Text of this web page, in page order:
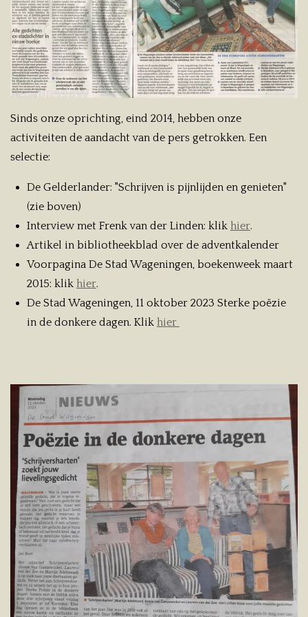
Sinds onze oprichting, eind 2014, hebben onze
activiteiten de aandacht van de pers getrokken. Een
selectie:
De Gelderlander: "Schrijven is pijnlijden en genieten"
(zie boven)
Interview met Frenk van der Linden: klik hier.
Artikel in bibliotheekblad over de adventkalender
Voorpagina De Stad Wageningen, boekenweek maart
2015: klik hier.
De Stad Wageningen, 11 oktober 2023 Sterke poëzie
in de donkere dagen. Klik hier